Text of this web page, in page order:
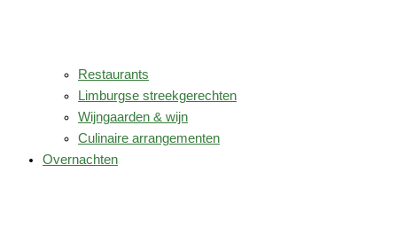
Restaurants
Limburgse streekgerechten
Wijngaarden & wijn
Culinaire arrangementen
Overnachten